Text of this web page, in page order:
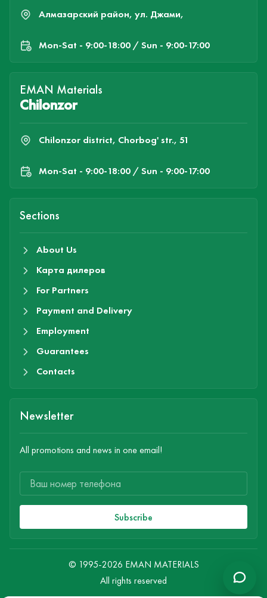
Алмазарский район, ул. Джами,
Mon-Sat - 9:00-18:00 / Sun - 9:00-17:00
EMAN Materials
Chilonzor
Chilonzor district, Chorbog' str., 51
Mon-Sat - 9:00-18:00 / Sun - 9:00-17:00
Sections
About Us
Карта дилеров
For Partners
Payment and Delivery
Employment
Guarantees
Contacts
Newsletter
All promotions and news in one email!
Subscribe
© 1995-2026 EMAN MATERIALS
All rights reserved